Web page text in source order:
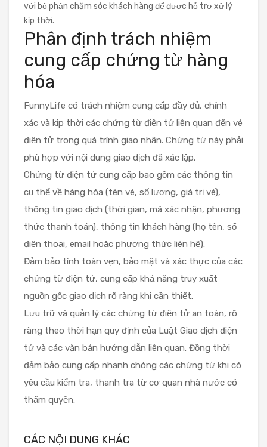
với bộ phận chăm sóc khách hàng để được hỗ trợ xử lý
kịp thời.
Phân định trách nhiệm
cung cấp chứng từ hàng
hóa
FunnyLife có trách nhiệm cung cấp đầy đủ, chính
xác và kịp thời các chứng từ điện tử liên quan đến vé
điện tử trong quá trình giao nhận. Chứng từ này phải
phù hợp với nội dung giao dịch đã xác lập.
Chứng từ điện tử cung cấp bao gồm các thông tin
cụ thể về hàng hóa (tên vé, số lượng, giá trị vé),
thông tin giao dịch (thời gian, mã xác nhận, phương
thức thanh toán), thông tin khách hàng (họ tên, số
điện thoại, email hoặc phương thức liên hệ).
Đảm bảo tính toàn vẹn, bảo mật và xác thực của các
chứng từ điện tử, cung cấp khả năng truy xuất
nguồn gốc giao dịch rõ ràng khi cần thiết.
Lưu trữ và quản lý các chứng từ điện tử an toàn, rõ
ràng theo thời hạn quy định của Luật Giao dịch điện
tử và các văn bản hướng dẫn liên quan. Đồng thời
đảm bảo cung cấp nhanh chóng các chứng từ khi có
yêu cầu kiểm tra, thanh tra từ cơ quan nhà nước có
thẩm quyền.
CÁC NỘI DUNG KHÁC